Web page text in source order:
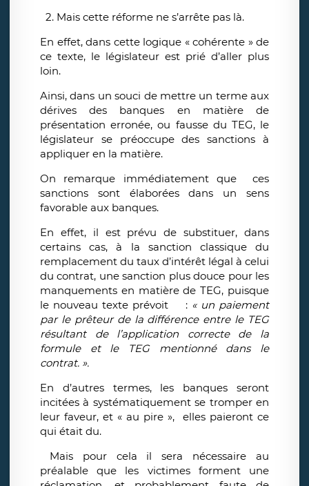
2. Mais cette réforme ne s’arrête pas là.
En effet, dans cette logique « cohérente » de
ce texte, le législateur est prié d’aller plus
loin.
Ainsi, dans un souci de mettre un terme aux
dérives des banques en matière de
présentation erronée, ou fausse du TEG, le
législateur se préoccupe des sanctions à
appliquer en la matière.
On remarque immédiatement que ces
sanctions sont élaborées dans un sens
favorable aux banques.
En effet, il est prévu de substituer, dans
certains cas, à la sanction classique du
remplacement du taux d’intérêt légal à celui
du contrat, une sanction plus douce pour les
manquements en matière de TEG, puisque
le nouveau texte prévoit : « un paiement
par le prêteur de la différence entre le TEG
résultant de l’application correcte de la
formule et le TEG mentionné dans le
contrat. ».
En d’autres termes, les banques seront
incitées à systématiquement se tromper en
leur faveur, et « au pire », elles paieront ce
qui était du.
Mais pour cela il sera nécessaire au
préalable que les victimes forment une